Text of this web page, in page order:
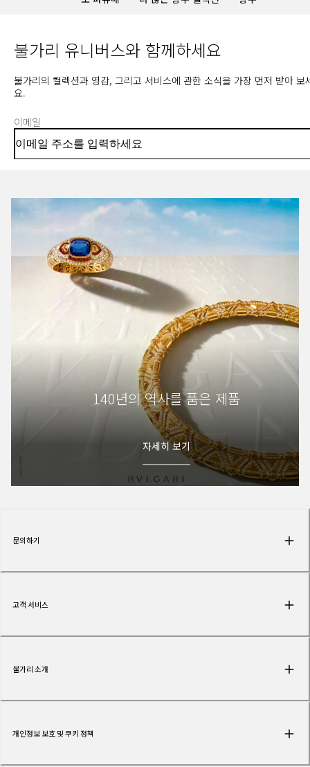
불가리 유니버스와 함께하세요
불가리의 컬렉션과 영감, 그리고 서비스에 관한 소식을 가장 먼저 받아 보
요.
이메일
140년의 역사를 품은 제품
자세히 보기
문의하기
고객 서비스
불가리 소개
개인정보 보호 및 쿠키 정책